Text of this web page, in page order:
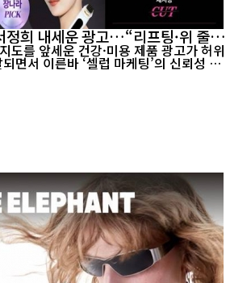
정희 내세운 광고…“리프팅·위 줄
도를 앞세운 건강·미용 제품 광고가 허위
면서 이른바 ‘셀럽 마케팅’의 신뢰성 문
광고에 등장한 제품 가운데 일부가 “리
속 노화” 등 제품의 실제 기능을 넘어
를 기대하게 할 수 있는 표현을 사용한 것